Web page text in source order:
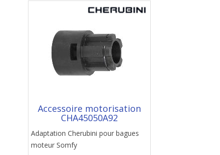
Accessoire motorisation
CHA45050A92
Adaptation Cherubini pour bagues
moteur Somfy